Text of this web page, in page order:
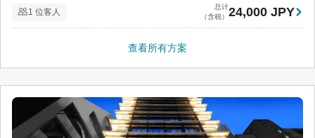
1 位客人
总计
（含税） 24,000 JPY
查看所有方案